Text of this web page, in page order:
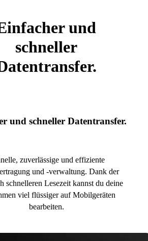
und
schneller
und schneller Datentransfer.
zuverlässige und effiziente
und -verwaltung. Dank der
schnelleren Lesezeit kannst du deine
viel flüssiger auf Mobilgeräten
bearbeiten.